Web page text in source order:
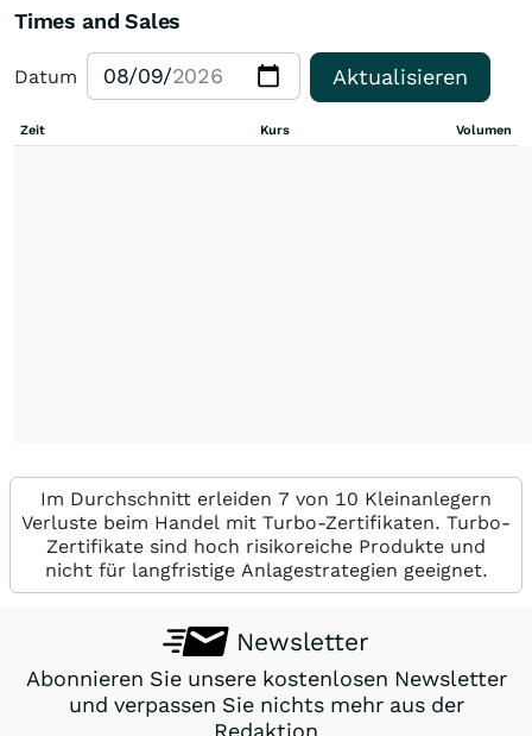
Times and Sales
Datum Aktualisieren
Zeit Kurs Volumen
Im Durchschnitt erleiden 7 von 10 Kleinanlegern
Verluste beim Handel mit Turbo-Zertifikaten. Turbo-
Zertifikate sind hoch risikoreiche Produkte und
nicht für langfristige Anlagestrategien geeignet.
Newsletter
Abonnieren Sie unsere kostenlosen Newsletter
und verpassen Sie nichts mehr aus der
Redaktion